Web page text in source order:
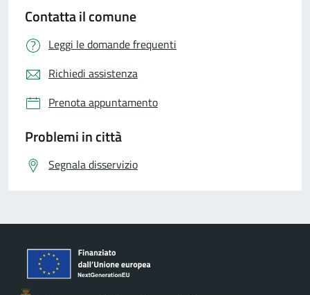
Contatta il comune
Leggi le domande frequenti
Richiedi assistenza
Prenota appuntamento
Problemi in città
Segnala disservizio